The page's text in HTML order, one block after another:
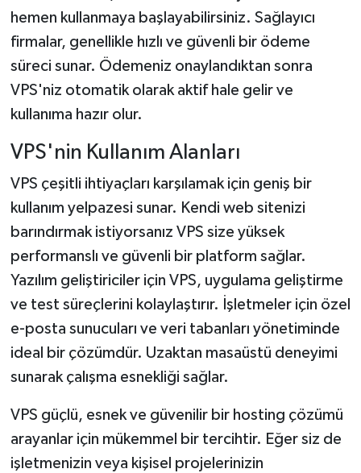
hemen kullanmaya başlayabilirsiniz. Sağlayıcı
firmalar, genellikle hızlı ve güvenli bir ödeme
süreci sunar. Ödemeniz onaylandıktan sonra
VPS'niz otomatik olarak aktif hale gelir ve
kullanıma hazır olur.
VPS'nin Kullanım Alanları
VPS çeşitli ihtiyaçları karşılamak için geniş bir
kullanım yelpazesi sunar. Kendi web sitenizi
barındırmak istiyorsanız VPS size yüksek
performanslı ve güvenli bir platform sağlar.
Yazılım geliştiriciler için VPS, uygulama geliştirme
ve test süreçlerini kolaylaştırır. İşletmeler için özel
e-posta sunucuları ve veri tabanları yönetiminde
ideal bir çözümdür. Uzaktan masaüstü deneyimi
sunarak çalışma esnekliği sağlar.
VPS güçlü, esnek ve güvenilir bir hosting çözümü
arayanlar için mükemmel bir tercihtir. Eğer siz de
işletmenizin veya kişisel projelerinizin